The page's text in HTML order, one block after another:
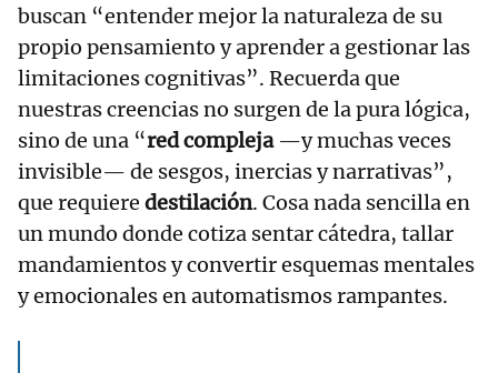
buscan “entender mejor la naturaleza de su
propio pensamiento y aprender a gestionar las
limitaciones cognitivas”. Recuerda que
nuestras creencias no surgen de la pura lógica,
sino de una “red compleja—y muchas veces
invisible— de sesgos, inercias y narrativas”,
que requiere destilación. Cosa nada sencilla en
un mundo donde cotiza sentar cátedra, tallar
mandamientos y convertir esquemas mentales
y emocionales en automatismos rampantes.